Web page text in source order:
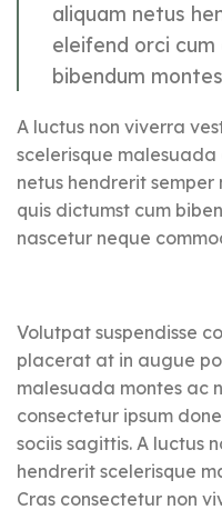
aliquam netus
eleifend orci
bibendum
A luctus non viverra
scelerisque
netus hendrerit
quis dictumst cum
nascetur neque
Volutpat suspendisse
placerat at in augue
malesuada montes ac
consectetur ipsum
sociis sagittis. A luctus
hendrerit scelerisque
Cras consectetur non